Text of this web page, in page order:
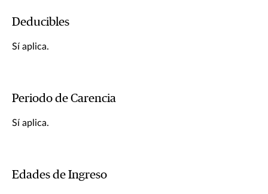
Deducibles
Sí aplica.
Periodo de Carencia
Sí aplica.
Edades de Ingreso